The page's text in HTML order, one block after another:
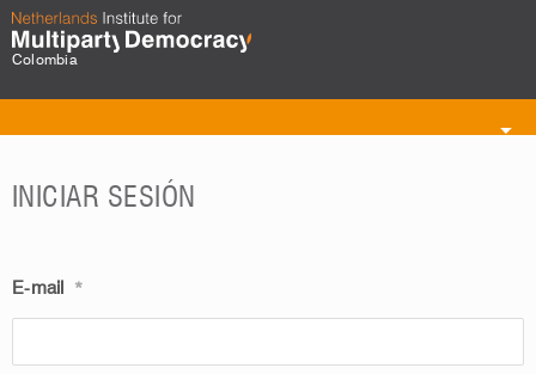
Colombia
Toggle
INICIAR SESIÓN
E-mail *